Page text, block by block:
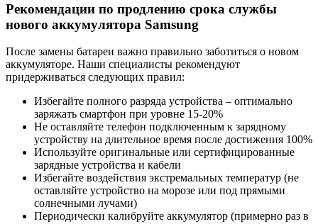
Рекомендации по продлению срока службы
нового аккумулятора Samsung
После замены батареи важно правильно заботиться о новом
аккумуляторе. Наши специалисты рекомендуют
придерживаться следующих правил:
Избегайте полного разряда устройства – оптимально
заряжать смартфон при уровне 15-20%
Не оставляйте телефон подключенным к зарядному
устройству на длительное время после достижения 100%
Используйте оригинальные или сертифицированные
зарядные устройства и кабели
Избегайте воздействия экстремальных температур (не
оставляйте устройство на морозе или под прямыми
солнечными лучами)
Периодически калибруйте аккумулятор (примерно раз в